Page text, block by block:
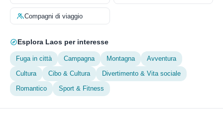
Contatto
Compagni di viaggio
Esplora Laos per interesse
Fuga in città Campagna Montagna
Avventura
Cultura
Cibo & Cultura
Divertimento & Vita sociale
Romantico
Sport & Fitness